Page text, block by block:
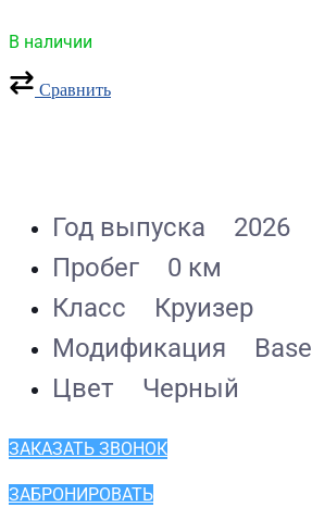
В наличии
Сравнить
Год выпуска
2026
Пробег
0 км
Класс
Круизер
Модификация
Base
Цвет
Черный
ЗАКАЗАТЬ ЗВОНОК
ЗАБРОНИРОВАТЬ